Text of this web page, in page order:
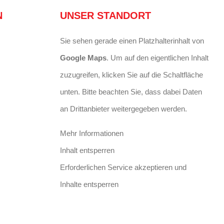
UNSER STANDORT
Sie sehen gerade einen Platzhalterinhalt von
Google Maps. Um auf den eigentlichen Inhalt
zuzugreifen, klicken Sie auf die Schaltfläche
unten. Bitte beachten Sie, dass dabei Daten
an Drittanbieter weitergegeben werden.
Mehr Informationen
Inhalt entsperren
Erforderlichen Service akzeptieren und
Inhalte entsperren